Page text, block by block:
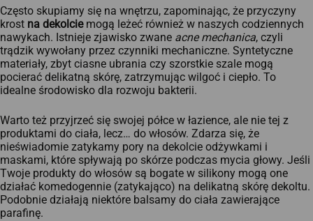
Często skupiamy się na wnętrzu, zapominając, że przyczyny
krost na dekolciemogą leżeć również w naszych codziennych
nawykach. Istnieje zjawisko zwane acne mechanica, czyli
trądzik wywołany przez czynniki mechaniczne. Syntetyczne
materiały, zbyt ciasne ubrania czy szorstkie szale mogą
pocierać delikatną skórę, zatrzymując wilgoć i ciepło. To
idealne środowisko dla rozwoju bakterii.
Warto też przyjrzeć się swojej półce w łazience, ale nie tej z
produktami do ciała, lecz… do włosów. Zdarza się, że
nieświadomie zatykamy pory na dekolcie odżywkami i
maskami, które spływają po skórze podczas mycia głowy. Jeśli
Twoje produkty do włosów są bogate w silikony mogą one
działać komedogennie (zatykająco) na delikatną skórę dekoltu.
Podobnie działają niektóre balsamy do ciała zawierające
parafinę.